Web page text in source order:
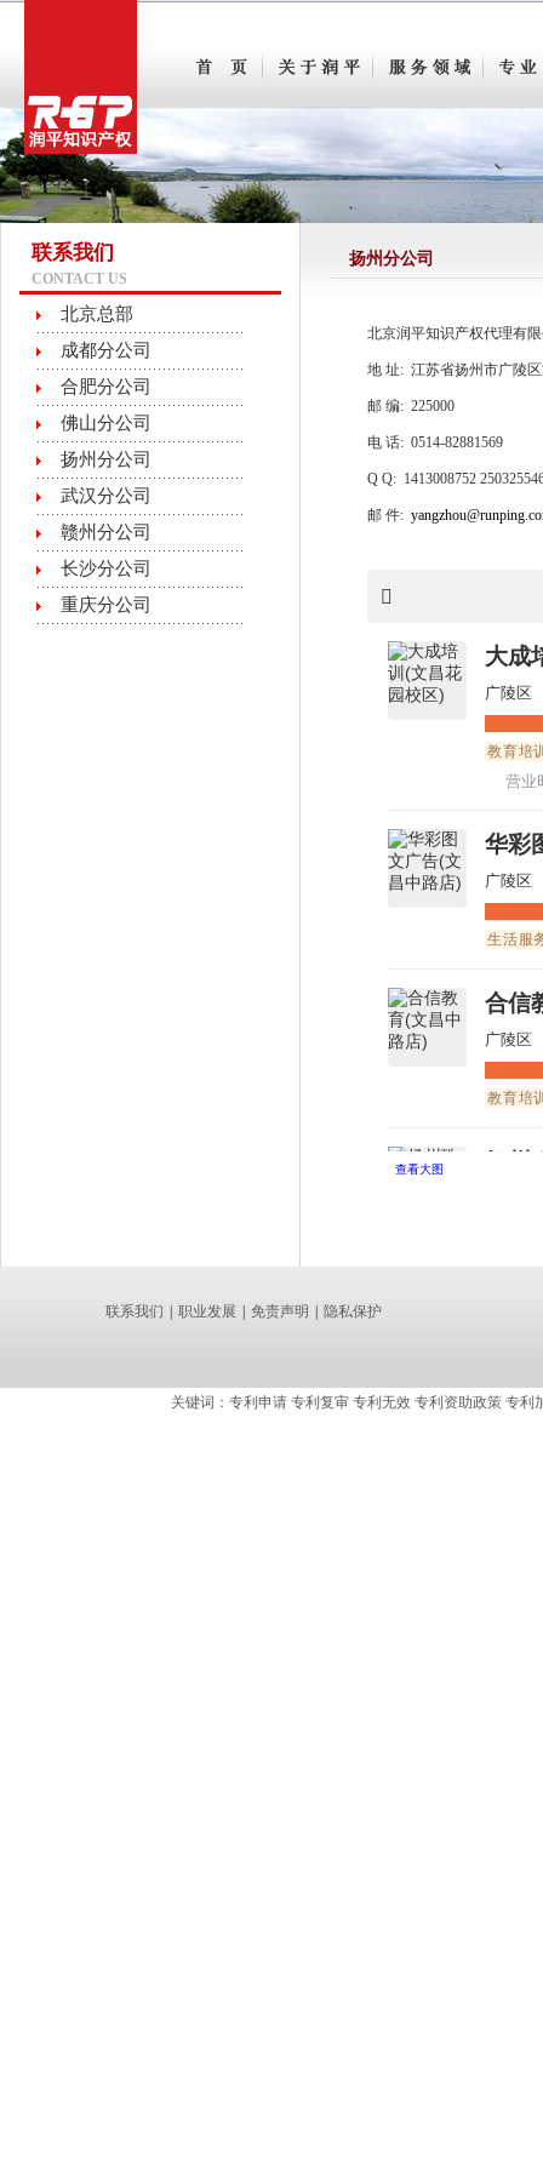
联系我们
CONTACT US
北京总部
成都分公司
合肥分公司
佛山分公司
扬州分公司
武汉分公司
赣州分公司
长沙分公司
重庆分公司
扬州分公司
北京润平知识产权代理有
地 址: 江苏省扬州市广陵
邮 编: 225000
电 话: 0514-82881569
Q Q: 1413008752
邮 件:
查看大图
联系我们 职业发展 免责声明 隐私保护
关键词：专利申请 专利复审 专利无效 专利资助政策 专